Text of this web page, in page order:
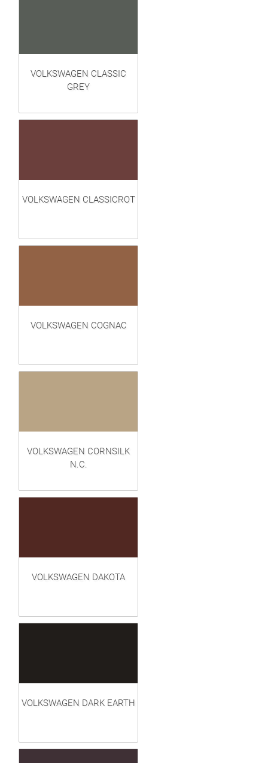
VOLKSWAGEN CLASSIC
GREY
VOLKSWAGEN CLASSICROT
VOLKSWAGEN COGNAC
VOLKSWAGEN CORNSILK
N.C.
VOLKSWAGEN DAKOTA
VOLKSWAGEN DARK EARTH